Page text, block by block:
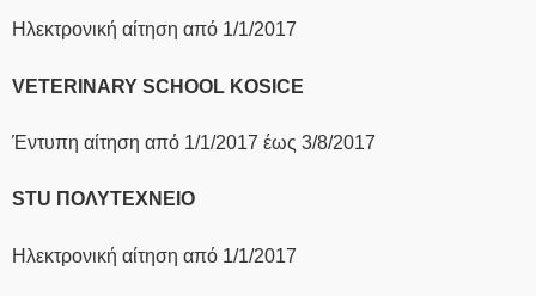
Ηλεκτρονική αίτηση από 1/1/2017
VETERINARY SCHOOL KOSICE
Έντυπη αίτηση από 1/1/2017 έως 3/8/2017
STU ΠΟΛΥΤΕΧΝΕΙΟ
Ηλεκτρονική αίτηση από 1/1/2017